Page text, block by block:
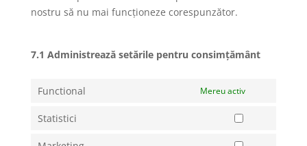
nostru să nu mai funcționeze corespunzător.
7.1 Administrează setările pentru consimțământ
Functional Mereu activ
Statistici